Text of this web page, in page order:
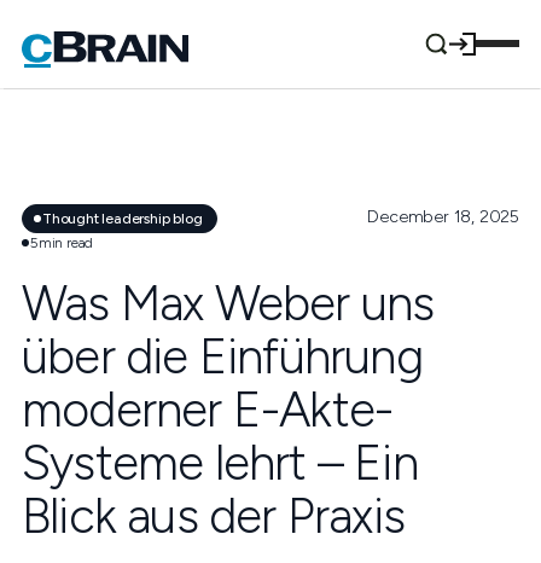
Thought leadership blog
5min read
December 18, 2025
Was Max Weber uns
über die Einführung
moderner E-Akte-
Systeme lehrt – Ein
Blick aus der Praxis